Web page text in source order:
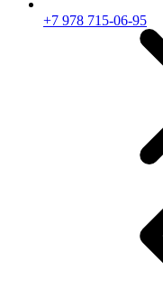
+7 978 715-06-95